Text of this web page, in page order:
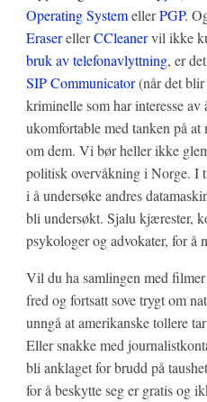
Operating SystemellerPGP.
EraserellerCCleanervil ikke
bruk av telefonavlyttning, er
SIP Communicator(når det blir
kriminelle som har interesse av
ukomfortable med tanken på
om dem. Vi bør heller ikke
politisk overvåkning i Norge. I
i å undersøke andres
bli undersøkt. Sjalu kjærester,
psykologer og advokater, for å
Vil du ha samlingen med
fred og fortsatt sove trygt om
unngå at amerikanske tollere
Eller snakke med
bli anklaget for brudd på
for å beskytte seg er gratis og